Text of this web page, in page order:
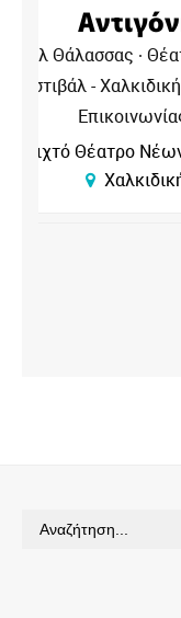
Φεστιβάλ
Για το
Search
for: